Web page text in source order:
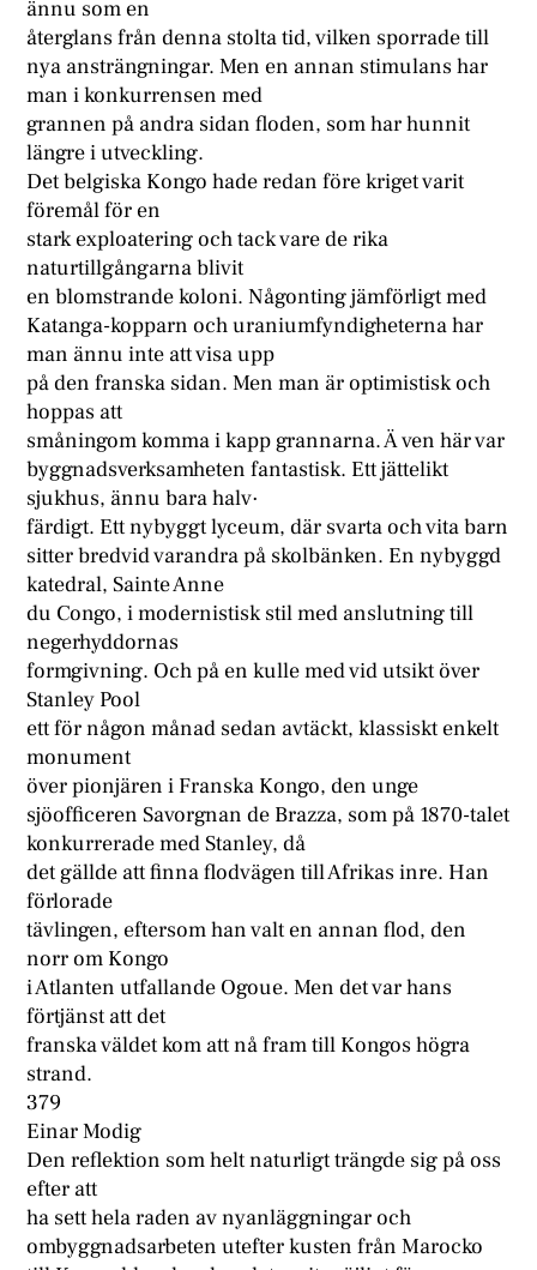
ännu som en
återglans från denna stolta tid, vilken sporrade till
nya ansträngningar. Men en annan stimulans har
man i konkurrensen med
grannen på andra sidan floden, som har hunnit
längre i utveckling.
Det belgiska Kongo hade redan före kriget varit
föremål för en
stark exploatering och tack vare de rika
naturtillgångarna blivit
en blomstrande koloni. Någonting jämförligt med
Katanga-kopparn och uraniumfyndigheterna har
man ännu inte att visa upp
på den franska sidan. Men man är optimistisk och
hoppas att
småningom komma i kapp grannarna. Ä ven här var
byggnadsverksamheten fantastisk. Ett jättelikt
sjukhus, ännu bara halv·
färdigt. Ett nybyggt lyceum, där svarta och vita barn
sitter bredvid varandra på skolbänken. En nybyggd
katedral, Sainte Anne
du Congo, i modernistisk stil med anslutning till
negerhyddornas
formgivning. Och på en kulle med vid utsikt över
Stanley Pool
ett för någon månad sedan avtäckt, klassiskt enkelt
monument
över pionjären i Franska Kongo, den unge
sjöofficeren Savorgnan de Brazza, som på 1870-talet
konkurrerade med Stanley, då
det gällde att finna flodvägen till Afrikas inre. Han
förlorade
tävlingen, eftersom han valt en annan flod, den
norr om Kongo
i Atlanten utfallande Ogoue. Men det var hans
förtjänst att det
franska väldet kom att nå fram till Kongos högra
strand.
379
Einar Modig
Den reflektion som helt naturligt trängde sig på oss
efter att
ha sett hela raden av nyanläggningar och
ombyggnadsarbeten utefter kusten från Marocko